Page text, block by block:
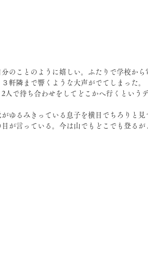
のことのように嬉しい。ふたりで学校から
軒隣まで響くような大声がでてしまった。
人で待ち合わせをしてどこかへ行くという
ゆるみきっている息子を横目でちろりと見
が言っている。今は山でもどこでも登るが